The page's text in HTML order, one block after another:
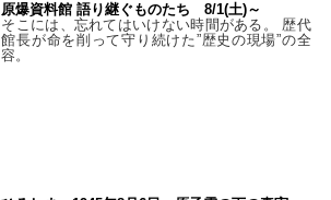
原爆資料館 語り継ぐものたち 8/1(土)～
そこには、忘れてはいけない時間がある。 歴代
館長が命を削って守り続けた”歴史の現場”の全
容。